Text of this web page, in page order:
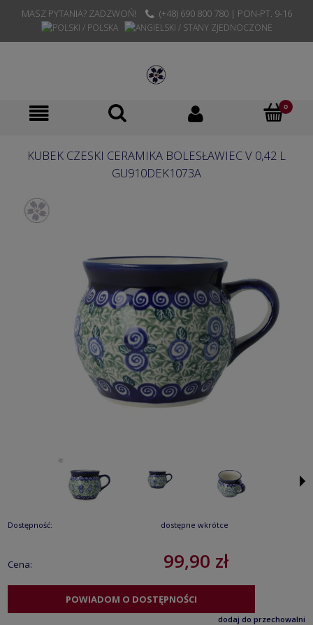
MASZ PYTANIA? ZADZWOŃ! (+48) 690 800 780 | PON-PT. 9-16
KUBEK CZESKI CERAMIKA BOLESŁAWIEC V 0,42 L
GU910DEK1073A
Dostępność: dostępne wkrótce
Cena: 99,90 zł
POWIADOM O DOSTĘPNOŚCI
dodaj do przechowalni